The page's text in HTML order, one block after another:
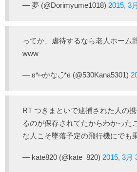
— 夢 (@Dorimyume1018) 2015, 3
ってか、虐待するなら老人ホーム
www
— ʚ*⑅かな◡̈*ɞ (@530Kana5301)
RT つきまといで逮捕された人の
るのが保存されてたからわかった
な人こそ墜落予定の飛行機にでも
— kate820 (@kate_820) 2015, 3月